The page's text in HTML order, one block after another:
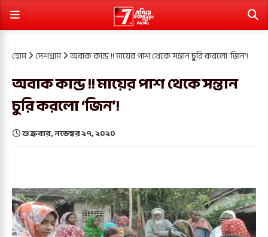
হোম দেশগ্রাম অবাক কান্ড !! মায়ের পাশ থেকে সন্তান চুরি করলো ‘জিন’!
অবাক কান্ড !! মায়ের পাশ থেকে সন্তান
চুরি করলো ‘জিন’!
শুক্রবার, নভেম্বর ২৭, ২০২০